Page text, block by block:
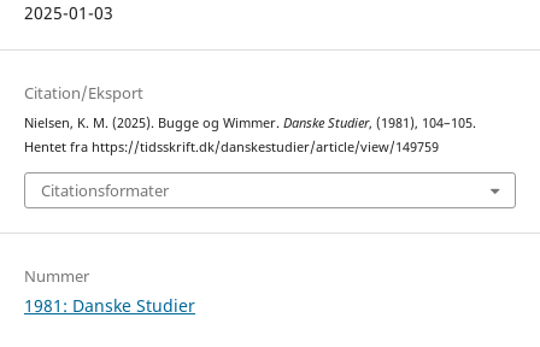
2025-01-03
Citation/Eksport
Nielsen, K. M. (2025). Bugge og Wimmer. Danske Studier, (1981), 104–105.
Hentet fra https://tidsskrift.dk/danskestudier/article/view/149759
Citationsformater
Nummer
1981: Danske Studier